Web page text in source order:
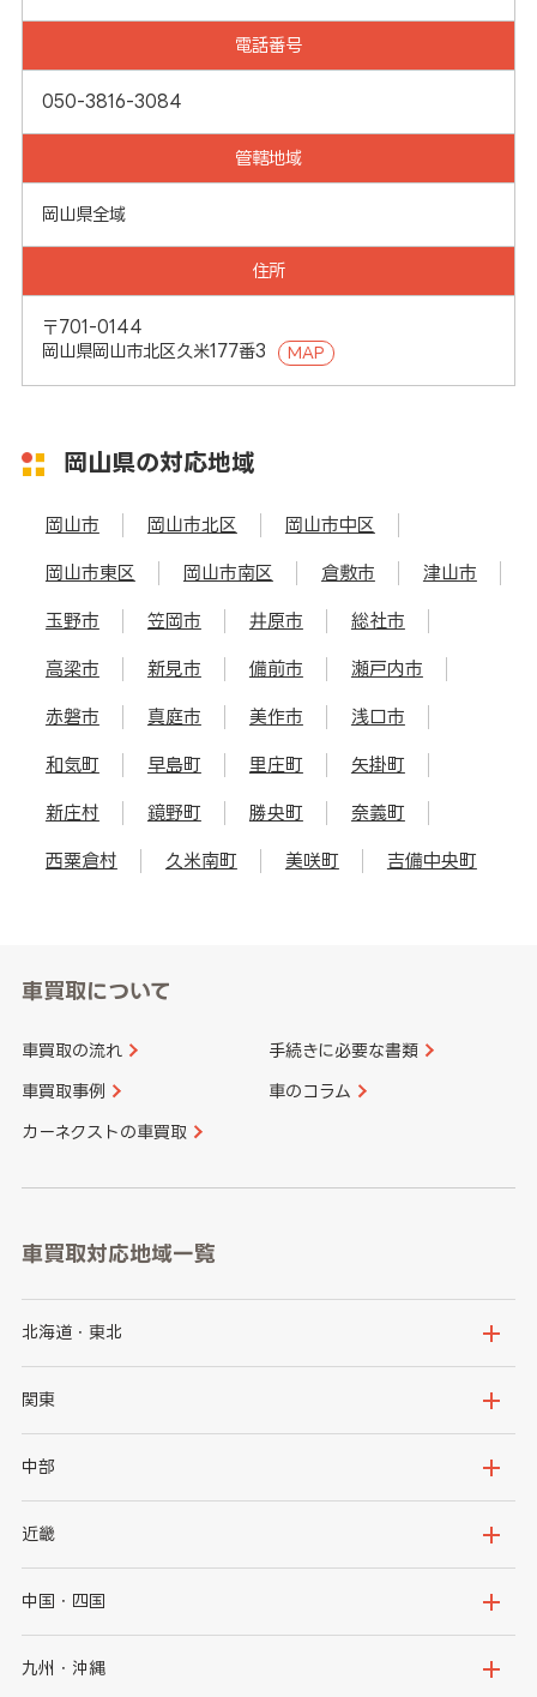
電話番号
050-3816-3084
管轄地域
岡山県全域
住所
〒701-0144
岡山県岡山市北区久米177番3
MAP
岡山県の対応地域
岡山市 岡山市北区 岡山市中区
岡山市東区 岡山市南区 倉敷市 津山市
玉野市 笠岡市 井原市 総社市
高梁市 新見市 備前市 瀬戸内市
赤磐市 真庭市 美作市 浅口市
和気町 早島町 里庄町 矢掛町
新庄村 鏡野町 勝央町 奈義町
西粟倉村 久米南町 美咲町 吉備中央町
車買取について
車買取の流れ 手続きに必要な書類
車買取事例 車のコラム
カーネクストの車買取
車買取対応地域一覧
北海道・東北
北海道
岩手県
秋田県
関東
茨城県
群馬県
千葉県
神奈川県
中部
新潟県
石川県
山梨県
近畿
大阪府
京都府
中国・四国
鳥取県
九州・沖縄